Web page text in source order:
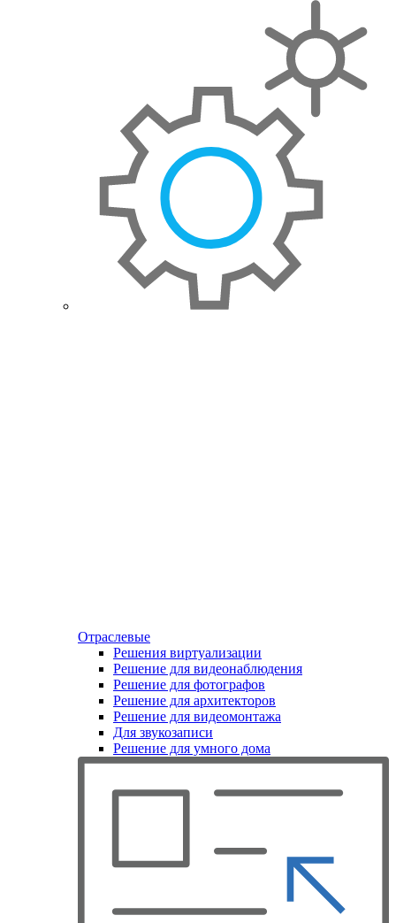
Отраслевые
Решения виртуализации
Решение для видеонаблюдения
Решение для фотографов
Решение для архитекторов
Решение для видеомонтажа
Для звукозаписи
Решение для умного дома